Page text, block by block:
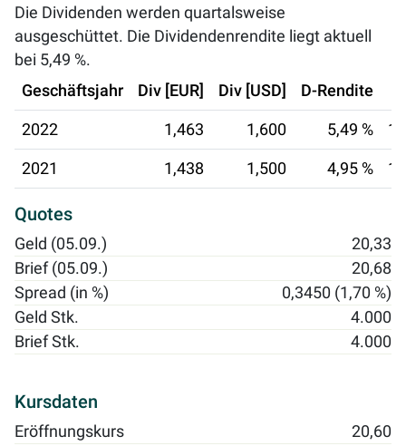
Die Dividenden werden quartalsweise
ausgeschüttet. Die Dividendenrendite liegt aktuell
bei 5,49 %.
Geschäftsjahr
Div [EUR] Div [USD] D-Rendite
2022 1,463 1,600 5,49 %
2021 1,438 1,500 4,95 %
Quotes
Geld (05.09.)
20,33
Brief (05.09.)
20,68
Spread (in %)
0,3450 (1,70 %)
Geld Stk.
4.000
Brief Stk.
4.000
Kursdaten
Eröffnungskurs
20,60